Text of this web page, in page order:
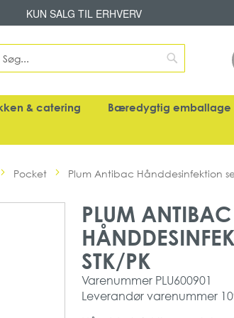
Skip
to
Content
TIL ERHVERV
Search
Search
& catering Bæredygtig emballage
Pocket Plum Antibac Hånddesinfektion
PLUM ANTIBAC
STK/PK
Varenummer PLU600901
Leverandør varenummer